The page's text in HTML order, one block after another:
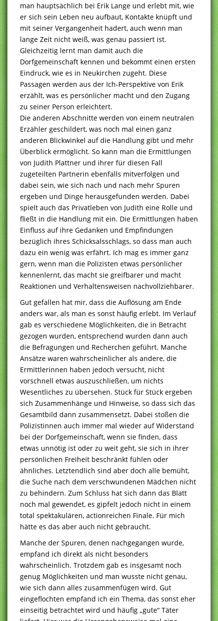
man hauptsächlich bei Erik Lange und erlebt mit, wie
er sich sein Leben neu aufbaut, Kontakte knüpft und
mit seiner Vergangenheit hadert, auch wenn man
lange Zeit nicht weiß, was genau passiert ist.
Gleichzeitig lernt man damit auch die
Dorfgemeinschaft kennen und bekommt einen ersten
Eindruck, wie es in Neukirchen zugeht. Diese
Passagen werden aus der Ich-Perspektive von Erik
erzählt, was es persönlicher macht und den Zugang
zu seiner Person erleichtert.
Die anderen Abschnitte werden von einem neutralen
Erzähler geschildert, was noch mal einen ganz
anderen Blickwinkel auf die Handlung gibt und mehr
Überblick ermöglicht. So kann man die Ermittlungen
von Judith Plattner und ihrer für diesen Fall
zugeteilten Partnerin ebenfalls mitverfolgen und
dabei sein, wie sich nach und nach mehr Spuren
ergeben und Dinge herausgefunden werden. Dabei
spielt auch das Privatleben von Judith eine Rolle und
fließt in die Handlung mit ein. Die Ermittlungen haben
Einfluss auf ihre Gedanken und Empfindungen
bezüglich ihres Schicksalsschlags, so dass man auch
dazu ein wenig was erfährt. Ich mag es immer ganz
gern, wenn man die Polizisten etwas persönlicher
kennenlernt, das macht sie greifbarer und macht
Reaktionen und Verhaltensweisen nachvollziehbarer.
Gut gefallen hat mir, dass die Auflösung am Ende
anders war, als man es sonst häufig erlebt. Im Verlauf
gab es verschiedene Möglichkeiten, die in Betracht
gezogen wurden, entsprechend wurden dann auch
die Befragungen und Recherchen geführt. Manche
Ansätze waren wahrscheinlicher als andere, die
Ermittlerinnen haben jedoch versucht, nicht
vorschnell etwas auszuschließen, um nichts
Wesentliches zu übersehen. Stück für Stück ergeben
sich Zusammenhänge und Hinweise, so dass sich das
Gesamtbild dann zusammensetzt. Dabei stoßen die
Polizistinnen auch immer mal wieder auf Widerstand
bei der Dorfgemeinschaft, wenn sie finden, dass
etwas unnötig ist oder zu weit geht, sie sich in ihrer
persönlichen Freiheit beschränkt fühlen oder
ähnliches. Letztendlich sind aber doch alle bemüht,
die Suche nach dem verschwundenen Mädchen nicht
zu behindern. Zum Schluss hat sich dann das Blatt
noch mal gewendet, es gipfelt jedoch nicht in einem
total spektakulären, actionreichen Finale. Für mich
hätte es das aber auch nicht gebraucht.
Manche der Spuren, denen nachgegangen wurde,
empfand ich direkt als nicht besonders
wahrscheinlich. Trotzdem gab es insgesamt noch
genug Möglichkeiten und man wusste nicht genau,
wie sich dann alles zusammenfügen wird. Gut
eingeflochten empfand ich ein Thema, das sonst eher
einseitig betrachtet wird und häufig „gute“ Täter